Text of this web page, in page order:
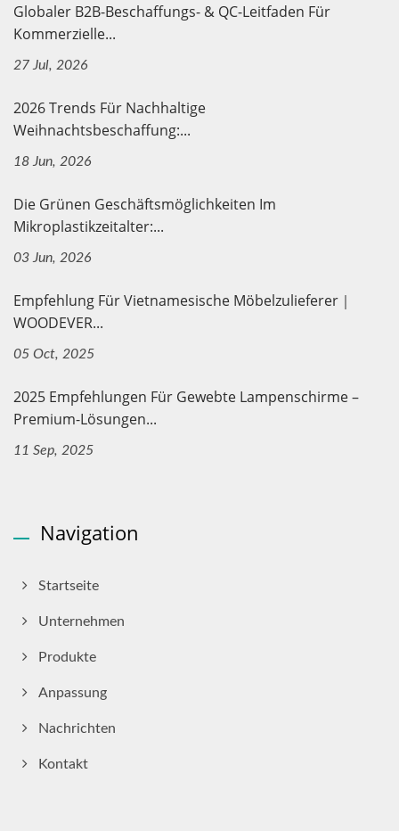
Globaler B2B-Beschaffungs- & QC-Leitfaden Für
Kommerzielle...
27 Jul, 2026
2026 Trends Für Nachhaltige
Weihnachtsbeschaffung:...
18 Jun, 2026
Die Grünen Geschäftsmöglichkeiten Im
Mikroplastikzeitalter:...
03 Jun, 2026
Empfehlung Für Vietnamesische Möbelzulieferer｜
WOODEVER...
05 Oct, 2025
2025 Empfehlungen Für Gewebte Lampenschirme –
Premium-Lösungen...
11 Sep, 2025
Navigation
Startseite
Unternehmen
Produkte
Anpassung
Nachrichten
Kontakt